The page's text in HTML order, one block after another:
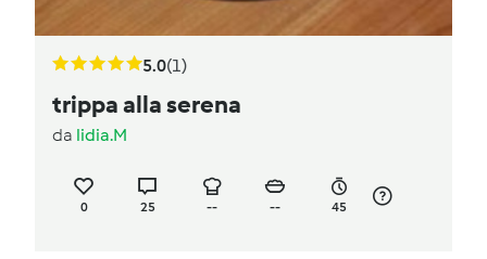
5.0(1)
trippa alla serena
da lidia.M
0 25 -- -- 45